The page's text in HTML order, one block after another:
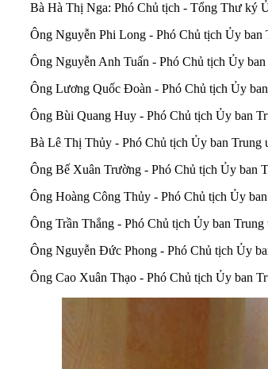
Bà Hà Thị Nga: Phó Chủ tịch - Tổng Thư ký
Ông Nguyễn Phi Long - Phó Chủ tịch Ủy
Ông Nguyễn Anh Tuấn - Phó Chủ tịch Ủy
Ông Lương Quốc Đoàn - Phó Chủ tịch Ủy
Ông Bùi Quang Huy - Phó Chủ tịch Ủy ban
Bà Lê Thị Thủy - Phó Chủ tịch Ủy ban
Ông Bế Xuân Trường - Phó Chủ tịch Ủy ban
Ông Hoàng Công Thủy - Phó Chủ tịch Ủy
Ông Trần Thắng - Phó Chủ tịch Ủy ban
Ông Nguyễn Đức Phong - Phó Chủ tịch Ủy
Ông Cao Xuân Thạo - Phó Chủ tịch Ủy ban